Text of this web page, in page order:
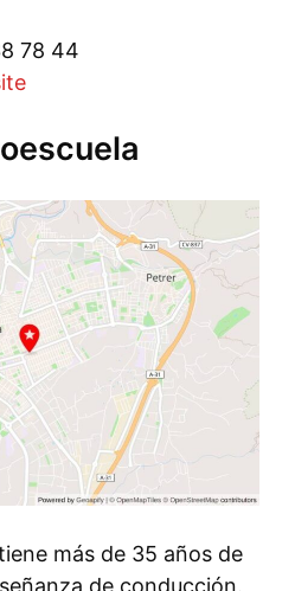
78 44
más de 35 años de